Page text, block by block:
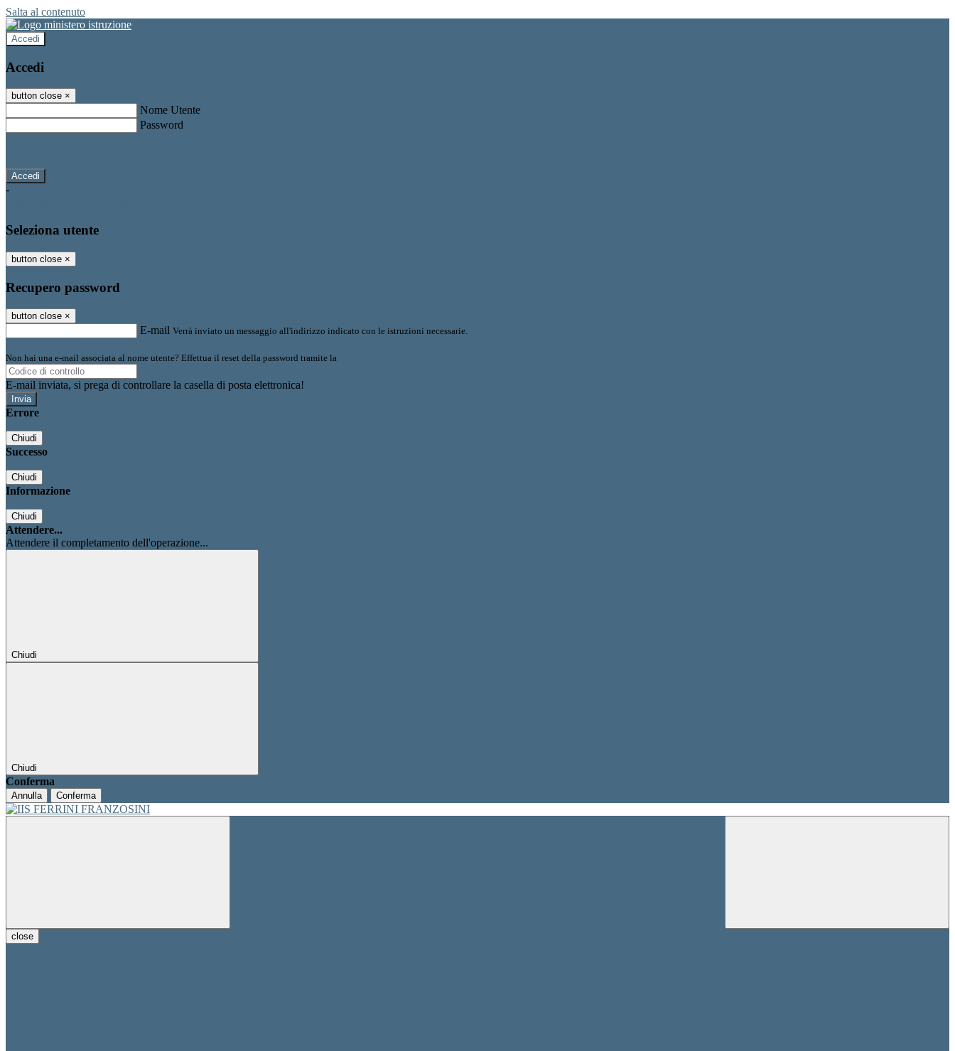
Salta al contenuto
Accedi
Accedi
button close ×
Nome Utente
Password
-
Seleziona utente
button close ×
Recupero password
button close ×
E-mail Verrà inviato un messaggio all'indirizzo indicato con le istruzioni necessarie.
Non hai una e-mail associata al nome utente? Effettua il reset della password tramite la
E-mail inviata, si prega di controllare la casella di posta elettronica!
Errore
Chiudi
Successo
Chiudi
Informazione
Chiudi
Attendere...
Attendere il completamento dell'operazione...
Chiudi
Chiudi
Conferma
Annulla Conferma
close